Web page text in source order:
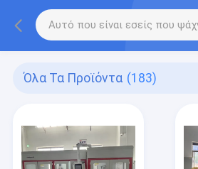
Όλα Τα Προϊόντα (183)